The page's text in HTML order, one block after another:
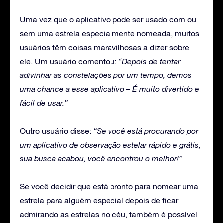
Uma vez que o aplicativo pode ser usado com ou
sem uma estrela especialmente nomeada, muitos
usuários têm coisas maravilhosas a dizer sobre
ele. Um usuário comentou: “Depois de tentar
adivinhar as constelações por um tempo, demos
uma chance a esse aplicativo – É muito divertido e
fácil de usar.”
Outro usuário disse: “Se você está procurando por
um aplicativo de observação estelar rápido e grátis,
sua busca acabou, você encontrou o melhor!”
Se você decidir que está pronto para nomear uma
estrela para alguém especial depois de ficar
admirando as estrelas no céu, também é possível